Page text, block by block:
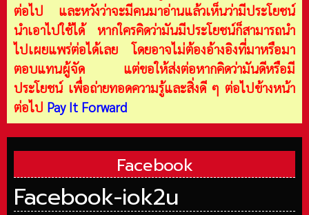
ต่อไป และหวังว่าจะมีคนมาอ่านแล้วเห็นว่ามีประโยชน์
นำเอาไปใช้ได้ หากใครคิดว่ามันมีประโยชน์ก็สามารถนำ
ไปเผยแพร่ต่อได้เลย โดยอาจไม่ต้องอ้างอิงที่มาหรือมา
ตอบแทนผู้จัด แต่ขอให้ส่งต่อหากคิดว่ามันดีหรือมี
ประโยชน์ เพื่อถ่ายทอดความรู้และสิ่งดี ๆ ต่อไปข้างหน้า
ต่อไป Pay It Forward
Facebook
Facebook-iok2u